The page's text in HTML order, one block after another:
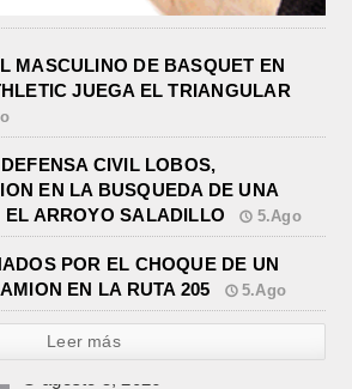
MASCULINO DE BASQUET EN
JUEGA EL TRIANGULAR
DEFENSA CIVIL LOBOS,
EN LA BUSQUEDA DE UNA
EL ARROYO SALADILLO
5.Ago
POR EL CHOQUE DE UN
EN LA RUTA 205
5.Ago
Leer más